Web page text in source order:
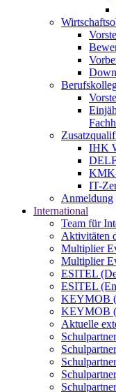
IHK
IT-
Anmeldung
International
Team für
Aktivitäten
Multiplier
Multiplier
ESITEL
ESITEL
KEYMOB
KEYMOB
Aktuelle